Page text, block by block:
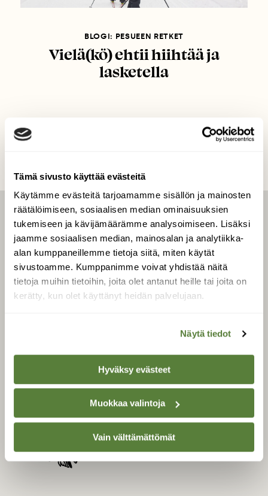
Tämä sivusto käyttää evästeitä
Käytämme evästeitä tarjoamamme sisällön ja mainosten
räätälöimiseen, sosiaalisen median ominaisuuksien
tukemiseen ja kävijämäärämme analysoimiseen. Lisäksi
jaamme sosiaalisen median, mainosalan ja analytiikka-
alan kumppaneillemme tietoja siitä, miten käytät
sivustoamme. Kumppanimme voivat yhdistää näitä
tietoja muihin tietoihin, joita olet antanut heille tai joita on
kerätty, kun olet käyttänyt heidän palvelujaan.
Näytä tiedot
Hyväksy evästeet
Muokkaa valintoja
Vain välttämättömät
BLOGI: PESUEEN RETKET
Vielä(kö) ehtii hiihtää ja
lasketella
LEHTI
Uusin lehti
Tilaa Suomen Luonto
Tilaa digilukuoikeus
Äänestä parasta juttua
SUOMEN LUONNON­
Suomen Luonto -lehden
kustantaja onSuomen
luonnonsuojelu­liitto.